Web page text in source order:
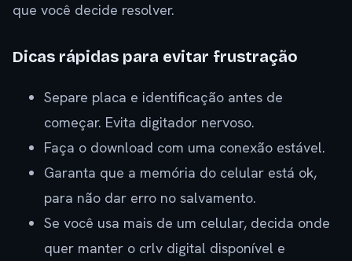
que você decide resolver.
Dicas rápidas para evitar frustração
Separe placa e identificação antes de
começar. Evita digitador nervoso.
Faça o download com uma conexão estável.
Garanta que a memória do celular está ok,
para não dar erro no salvamento.
Se você usa mais de um celular, decida onde
quer manter o crlv digital disponível e